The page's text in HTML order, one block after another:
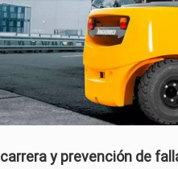
y prevención de